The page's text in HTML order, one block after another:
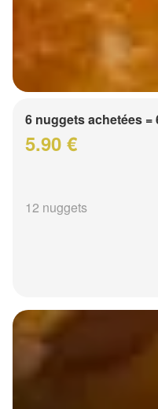
6 nuggets achetées =
5.90 €
12 nuggets